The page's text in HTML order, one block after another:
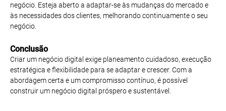
negócio. Esteja aberto a adaptar-se às mudanças do mercado e
às necessidades dos clientes, melhorando continuamente o seu
negócio.
Conclusão
Criar um negócio digital exige planeamento cuidadoso, execução
estratégica e flexibilidade para se adaptar e crescer. Com a
abordagem certa e um compromisso contínuo, é possível
construir um negócio digital próspero e sustentável.